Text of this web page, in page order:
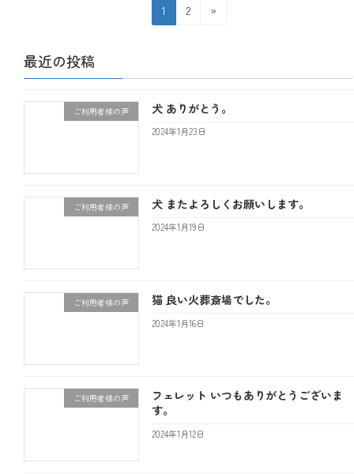
ナ
ビ
シ
固
定
ジ
1
固
ジ
2 »
最近の投稿
ご利用者様の声 犬 ありがとう。
2024年1月23日
ご利用者様の声 犬 またよろしくお願いします。
2024年1月19日
ご利用者様の声 猫 良い火葬斎場でした。
2024年1月16日
ご利用者様の声
フェレット いつもありがとうございま
す。
2024年1月12日